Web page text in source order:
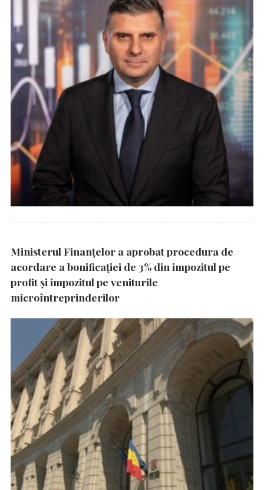
Ministerul Finanțelor a aprobat procedura de
acordare a bonificației de 3% din impozitul pe
profit și impozitul pe veniturile
microîntreprinderilor